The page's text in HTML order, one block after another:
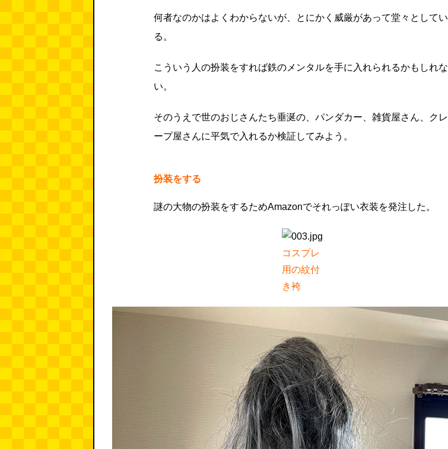
何者なのかはよくわからないが、とにかく威厳があって堂々としてい
る。
こういう人の扮装をすれば鉄のメンタルを手に入れられるかもしれな
い。
そのうえで世のおじさんたち垂涎の、パンダカー、雑貨屋さん、クレ
ープ屋さんに平気で入れるか検証してみよう。
扮装をする
謎の大物の扮装をするためAmazonでそれっぽい衣装を発注した。
コスプレ
用の紋付
き袴